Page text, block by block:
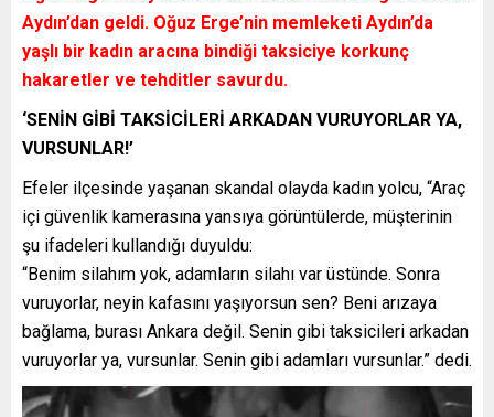
Aydın’dan geldi. Oğuz Erge’nin memleketi Aydın’da
yaşlı bir kadın aracına bindiği taksiciye korkunç
hakaretler ve tehditler savurdu.
‘SENİN GİBİ TAKSİCİLERİ ARKADAN VURUYORLAR YA,
VURSUNLAR!’
Efeler ilçesinde yaşanan skandal olayda kadın yolcu, “Araç
içi güvenlik kamerasına yansıya görüntülerde, müşterinin
şu ifadeleri kullandığı duyuldu:
“Benim silahım yok, adamların silahı var üstünde. Sonra
vuruyorlar, neyin kafasını yaşıyorsun sen? Beni arızaya
bağlama, burası Ankara değil. Senin gibi taksicileri arkadan
vuruyorlar ya, vursunlar. Senin gibi adamları vursunlar.” dedi.